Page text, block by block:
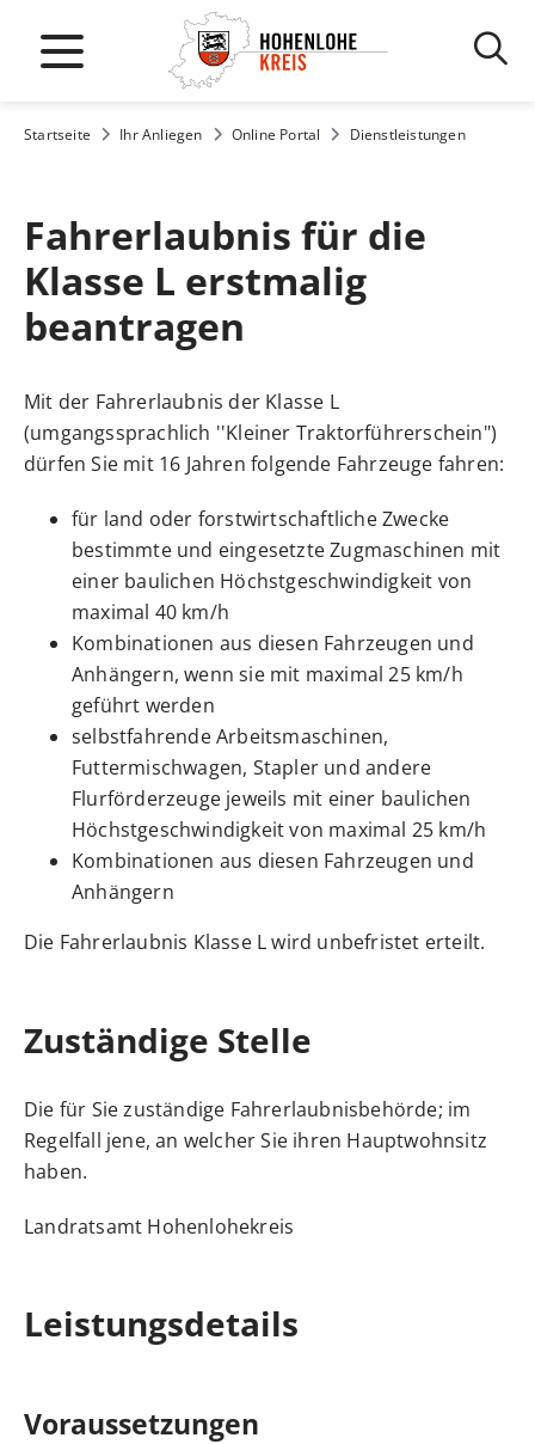
Startseite Ihr Anliegen Online Portal Dienstleistungen
Fahrerlaubnis für die
Klasse L erstmalig
beantragen
Mit der Fahrerlaubnis der Klasse L
(umgangssprachlich ''Kleiner Traktorführerschein")
dürfen Sie mit 16 Jahren folgende Fahrzeuge fahren:
für land oder forstwirtschaftliche Zwecke
bestimmte und eingesetzte Zugmaschinen mit
einer baulichen Höchstgeschwindigkeit von
maximal 40 km/h
Kombinationen aus diesen Fahrzeugen und
Anhängern, wenn sie mit maximal 25 km/h
geführt werden
selbstfahrende Arbeitsmaschinen,
Futtermischwagen, Stapler und andere
Flurförderzeuge jeweils mit einer baulichen
Höchstgeschwindigkeit von maximal 25 km/h
Kombinationen aus diesen Fahrzeugen und
Anhängern
Die Fahrerlaubnis Klasse L wird unbefristet erteilt.
Zuständige Stelle
Die für Sie zuständige Fahrerlaubnisbehörde; im
Regelfall jene, an welcher Sie ihren Hauptwohnsitz
haben.
Landratsamt Hohenlohekreis
Leistungsdetails
Voraussetzungen